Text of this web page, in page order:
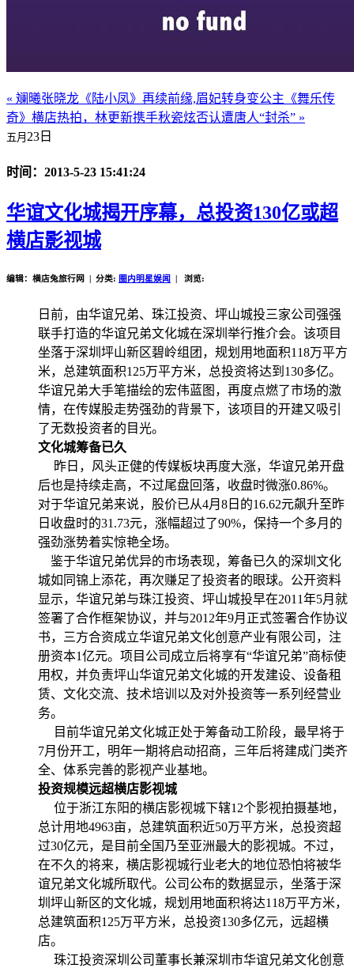
« 斓曦张晓龙《陆小凤》再续前缘,眉妃转身变公主 《舞乐传
奇》横店热拍，林更新携手秋瓷炫否认遭唐人“封杀” »
五月 23日
时间：2013-5-23 15:41:24
华谊文化城揭开序幕，总投资130亿或超
横店影视城
编辑：横店兔旅行网 | 分类: 圈内明星娱闻 | 浏览:
日前，由华谊兄弟、珠江投资、坪山城投三家公司强强
联手打造的华谊兄弟文化城在深圳举行推介会。该项目
坐落于深圳坪山新区碧岭组团，规划用地面积118万平方
米，总建筑面积125万平方米，总投资将达到130多亿。
华谊兄弟大手笔描绘的宏伟蓝图，再度点燃了市场的激
情，在传媒股走势强劲的背景下，该项目的开建又吸引
了无数投资者的目光。
文化城筹备已久
昨日，风头正健的传媒板块再度大涨，华谊兄弟开盘
后也是持续走高，不过尾盘回落，收盘时微涨0.86%。
对于华谊兄弟来说，股价已从4月8日的16.62元飙升至昨
日收盘时的31.73元，涨幅超过了90%，保持一个多月的
强劲涨势着实惊艳全场。
鉴于华谊兄弟优异的市场表现，筹备已久的深圳文化
城如同锦上添花，再次赚足了投资者的眼球。公开资料
显示，华谊兄弟与珠江投资、坪山城投早在2011年5月就
签署了合作框架协议，并与2012年9月正式签署合作协议
书，三方合资成立华谊兄弟文化创意产业有限公司，注
册资本1亿元。项目公司成立后将享有“华谊兄弟”商标使
用权，并负责坪山华谊兄弟文化城的开发建设、设备租
赁、文化交流、技术培训以及对外投资等一系列经营业
务。
目前华谊兄弟文化城正处于筹备动工阶段，最早将于
7月份开工，明年一期将启动招商，三年后将建成门类齐
全、体系完善的影视产业基地。
投资规模远超横店影视城
位于浙江东阳的横店影视城下辖12个影视拍摄基地，
总计用地4963亩，总建筑面积近50万平方米，总投资超
过30亿元，是目前全国乃至亚洲最大的影视城。不过，
在不久的将来，横店影视城行业老大的地位恐怕将被华
谊兄弟文化城所取代。公司公布的数据显示，坐落于深
圳坪山新区的文化城，规划用地面积将达118万平方米，
总建筑面积125万平方米，总投资130多亿元，远超横
店。
珠江投资深圳公司董事长兼深圳市华谊兄弟文化创意